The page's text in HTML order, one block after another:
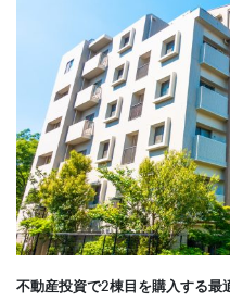
不動産投資で2棟目を購入する最